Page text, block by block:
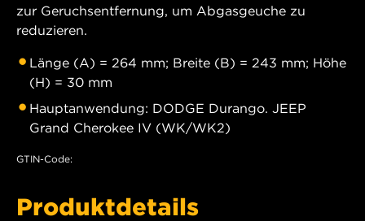
zur Geruchsentfernung, um Abgasgeuche zu
reduzieren.
Länge (A) = 264 mm; Breite (B) = 243 mm; Höhe
(H) = 30 mm
Hauptanwendung: DODGE Durango. JEEP
Grand Cherokee IV (WK/WK2)
GTIN-Code:
Produktdetails